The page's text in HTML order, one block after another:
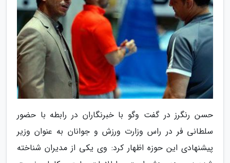
حسن رنگرز در گفت وگو با خبرنگاران در رابطه با حضور
سلطانی فر در راس وزارت ورزش و جوانان به عنوان وزیر
پیشنهادی این حوزه اظهار کرد: وی یکی از مدیران شناخته